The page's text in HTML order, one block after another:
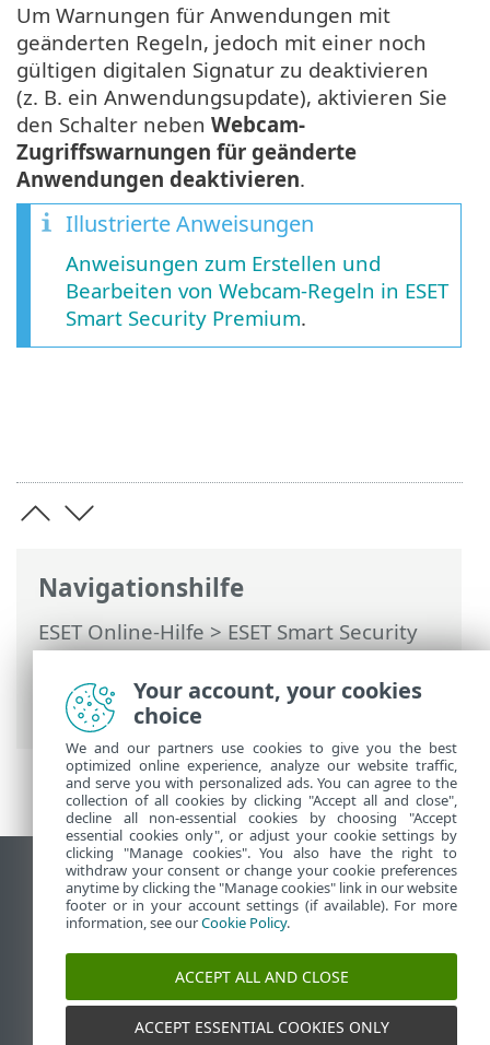
Navigationshilfe
ESET Online-Hilfe>ESET Smart Security
Premium>Erweiterte Einstellungen>
Schutzfunktionen>Gerätesteuerung>
Webcam-Schutz
Um Warnungen für Anwendungen mit
geänderten Regeln, jedoch mit einer noch
gültigen digitalen Signatur zu deaktivieren
(z. B. ein Anwendungsupdate), aktivieren Sie
den Schalter neben Webcam-
Zugriffswarnungen für geänderte
Anwendungen deaktivieren.
Illustrierte Anweisungen
Anweisungen zum Erstellen und
Bearbeiten von Webcam-Regeln in ESET
Smart Security Premium.
Desktop-Site anzeigen
End of Life
ESET Knowledgebase
ESET-Forum
ESET Status Portal
Regionaler Support
Your account, your cookies
choice
We and our partners use cookies to give you the best
optimized online experience, analyze our website traffic,
and serve you with personalized ads. You can agree to the
collection of all cookies by clicking "Accept all and close",
decline all non-essential cookies by choosing "Accept
essential cookies only", or adjust your cookie settings by
clicking "Manage cookies". You also have the right to
withdraw your consent or change your cookie preferences
anytime by clicking the "Manage cookies" link in our website
footer or in your account settings (if available). For more
information, see ourCookie Policy.
ACCEPT ALL AND CLOSE
ACCEPT ESSENTIAL COOKIES ONLY